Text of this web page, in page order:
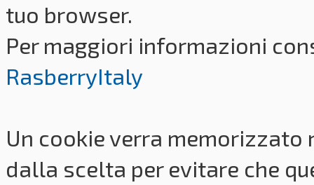
tuo browser.
Per maggiori informazioni
RasberryItaly
Un cookie verra
dalla scelta per evitare che